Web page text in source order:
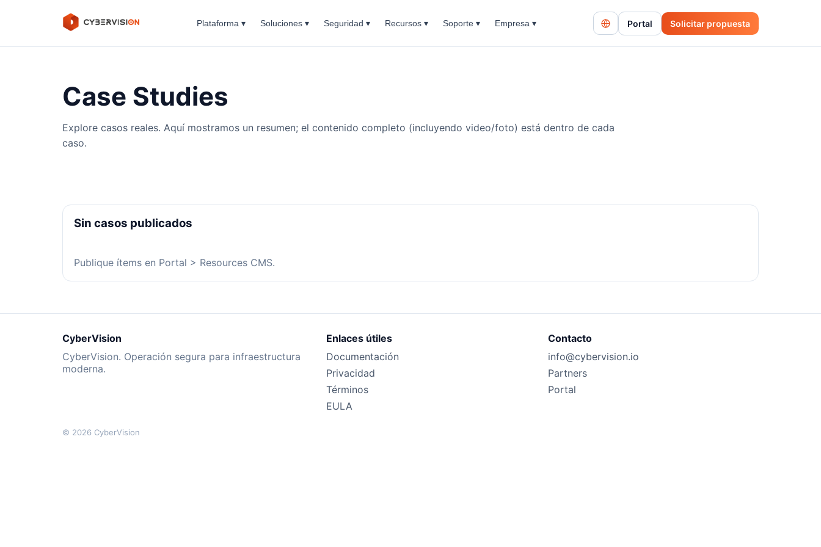
Plataforma ▾ Soluciones ▾ Seguridad ▾ Recursos ▾ Soporte ▾ Empresa ▾ Portal Solicitar propuesta
Case Studies
Explore casos reales. Aquí mostramos un resumen; el contenido completo (incluyendo video/foto) está dentro de cada
caso.
Sin casos publicados
Publique ítems en Portal > Resources CMS.
CyberVision
CyberVision. Operación segura para infraestructura
moderna.
Enlaces útiles
Documentación
Privacidad
Términos
EULA
Contacto
info@cybervision.io
Partners
Portal
© 2026 CyberVision